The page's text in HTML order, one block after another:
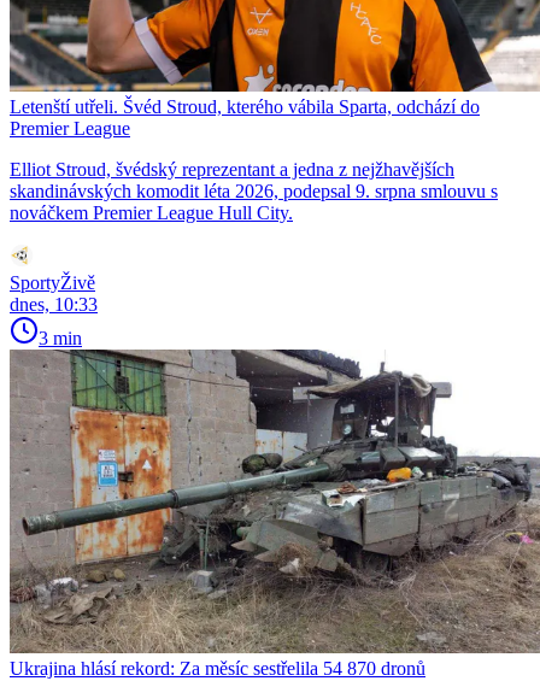
Letenští utřeli. Švéd Stroud, kterého vábila Sparta, odchází do
Premier League
Elliot Stroud, švédský reprezentant a jedna z nejžhavějších
skandinávských komodit léta 2026, podepsal 9. srpna smlouvu s
nováčkem Premier League Hull City.
SportyŽivě
dnes, 10:33
3 min
Ukrajina hlásí rekord: Za měsíc sestřelila 54 870 dronů